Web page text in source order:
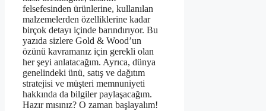
felsefesinden ürünlerine, kullanılan
malzemelerden özelliklerine kadar
birçok detayı içinde barındırıyor. Bu
yazıda sizlere Gold & Wood’un
özünü kavramanız için gerekli olan
her şeyi anlatacağım. Ayrıca, dünya
genelindeki ünü, satış ve dağıtım
stratejisi ve müşteri memnuniyeti
hakkında da bilgiler paylaşacağım.
Hazır mısınız? O zaman başlayalım!